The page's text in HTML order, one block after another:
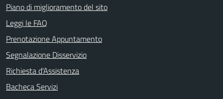
Piano di miglioramento del sito
Leggi le FAQ
Prenotazione Appuntamento
Segnalazione Disservizio
Richiesta d'Assistenza
Bacheca Servizi